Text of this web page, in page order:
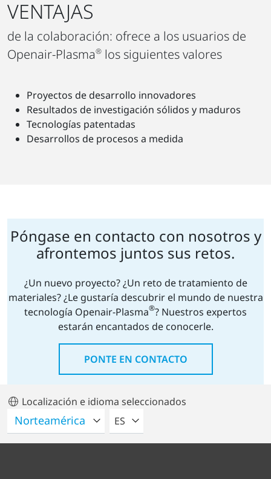
VENTAJAS
de la colaboración: ofrece a los usuarios de
Openair-Plasma® los siguientes valores
Proyectos de desarrollo innovadores
Resultados de investigación sólidos y maduros
Tecnologías patentadas
Desarrollos de procesos a medida
Póngase en contacto con nosotros y
afrontemos juntos sus retos.
¿Un nuevo proyecto? ¿Un reto de tratamiento de
materiales? ¿Le gustaría descubrir el mundo de nuestra
tecnología Openair-Plasma®? Nuestros expertos
estarán encantados de conocerle.
PONTE EN CONTACTO
Localización e idioma seleccionados
POR FAVOR SELECCIONE UN
ES